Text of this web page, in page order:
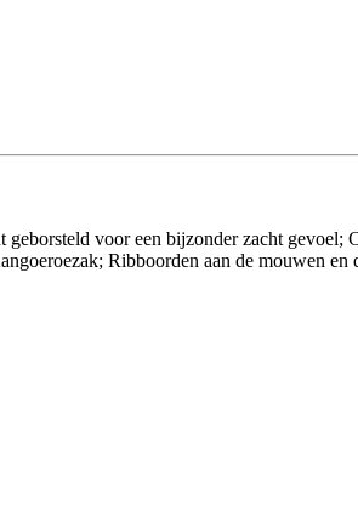
voor een bijzonder zacht gevoel;
Ribboorden aan de mouwen